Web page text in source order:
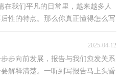
在我们平凡的日常里，越来越多人
性的特点。那么你真正懂得怎么写
2025-04-12
步向前发展，报告与我们愈发关系
解释清楚。一听到写报告马上头昏